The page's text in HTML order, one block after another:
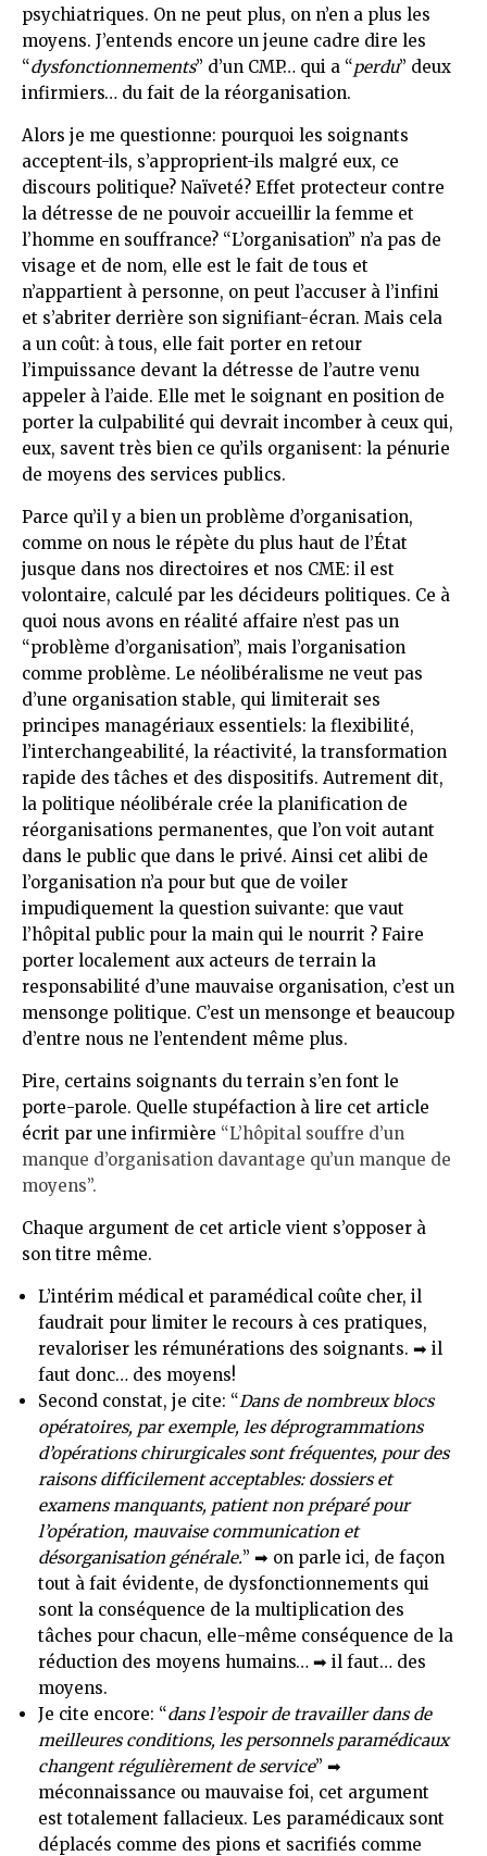
psychiatriques. On ne peut plus, on n’en a plus les
moyens. J’entends encore un jeune cadre dire les
“dysfonctionnements” d’un CMP… qui a “perdu” deux
infirmiers… du fait de la réorganisation.
Alors je me questionne: pourquoi les soignants
acceptent-ils, s’approprient-ils malgré eux, ce
discours politique? Naïveté? Effet protecteur contre
la détresse de ne pouvoir accueillir la femme et
l’homme en souffrance? “L’organisation” n’a pas de
visage et de nom, elle est le fait de tous et
n’appartient à personne, on peut l’accuser à l’infini
et s’abriter derrière son signifiant-écran. Mais cela
a un coût: à tous, elle fait porter en retour
l’impuissance devant la détresse de l’autre venu
appeler à l’aide. Elle met le soignant en position de
porter la culpabilité qui devrait incomber à ceux qui,
eux, savent très bien ce qu’ils organisent: la pénurie
de moyens des services publics.
Parce qu’il y a bien un problème d’organisation,
comme on nous le répète du plus haut de l’État
jusque dans nos directoires et nos CME: il est
volontaire, calculé par les décideurs politiques. Ce à
quoi nous avons en réalité affaire n’est pas un
“problème d’organisation”, mais l’organisation
comme problème. Le néolibéralisme ne veut pas
d’une organisation stable, qui limiterait ses
principes managériaux essentiels: la flexibilité,
l’interchangeabilité, la réactivité, la transformation
rapide des tâches et des dispositifs. Autrement dit,
la politique néolibérale crée la planification de
réorganisations permanentes, que l’on voit autant
dans le public que dans le privé. Ainsi cet alibi de
l’organisation n’a pour but que de voiler
impudiquement la question suivante: que vaut
l’hôpital public pour la main qui le nourrit ? Faire
porter localement aux acteurs de terrain la
responsabilité d’une mauvaise organisation, c’est un
mensonge politique. C’est un mensonge et beaucoup
d’entre nous ne l’entendent même plus.
Pire, certains soignants du terrain s’en font le
porte-parole. Quelle stupéfaction à lire cet article
écrit par une infirmière “L’hôpital souffre d’un
manque d’organisation davantage qu’un manque de
moyens”.
Chaque argument de cet article vient s’opposer à
son titre même.
L’intérim médical et paramédical coûte cher, il
faudrait pour limiter le recours à ces pratiques,
revaloriser les rémunérations des soignants. ➡ il
faut donc… des moyens!
Second constat, je cite: “Dans de nombreux blocs
opératoires, par exemple, les déprogrammations
d’opérations chirurgicales sont fréquentes, pour des
raisons difficilement acceptables: dossiers et
examens manquants, patient non préparé pour
l’opération, mauvaise communication et
désorganisation générale.” ➡ on parle ici, de façon
tout à fait évidente, de dysfonctionnements qui
sont la conséquence de la multiplication des
tâches pour chacun, elle-même conséquence de la
réduction des moyens humains… ➡ il faut… des
moyens.
Je cite encore: “dans l’espoir de travailler dans de
meilleures conditions, les personnels paramédicaux
changent régulièrement de service” ➡
méconnaissance ou mauvaise foi, cet argument
est totalement fallacieux. Les paramédicaux sont
déplacés comme des pions et sacrifiés comme